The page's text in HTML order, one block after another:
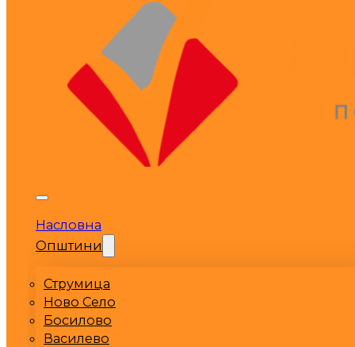
Насловна
Општини
Струмица
Ново Село
Босилово
Василево